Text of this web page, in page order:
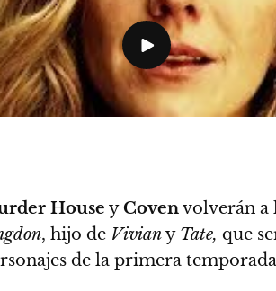
House yCovenvolverán a
, hijo de Viviany Tate, que
de la primera